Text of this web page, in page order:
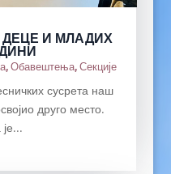
И МЛАДИХ
,Обавештења,Секције
сусрета наш
друго место.